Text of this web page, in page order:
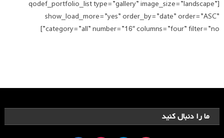
[qodef_portfolio_list type=”gallery” image_size=”landscape”
show_load_more=”yes” order_by=”date” order=”ASC”
category=”all” number=”16″ columns=”four” filter=”no”]
ما را دنبال کنید